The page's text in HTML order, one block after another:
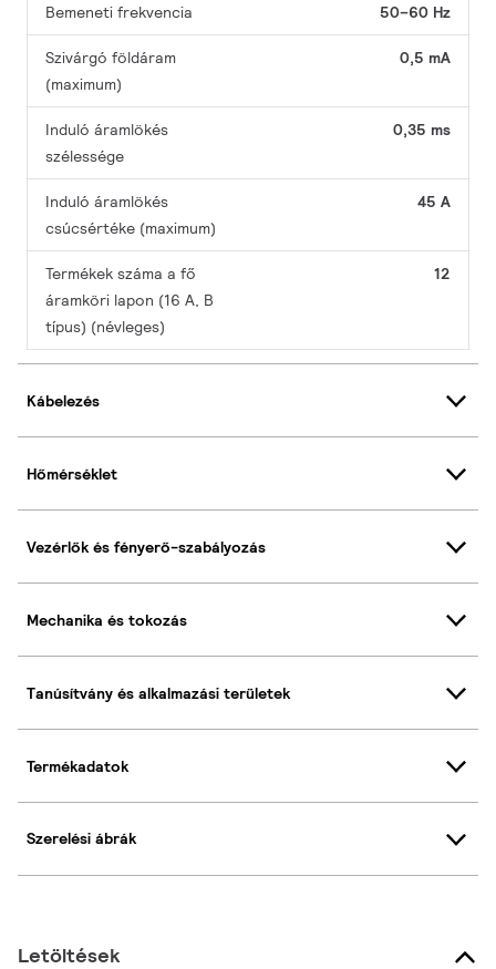
Bemeneti frekvencia 50–60 Hz
Szivárgó földáram
(maximum)
0,5 mA
Induló áramlökés
szélessége
0,35 ms
Induló áramlökés
csúcsértéke (maximum)
45 A
Termékek száma a fő
áramköri lapon (16 A, B
típus) (névleges)
12
Kábelezés
Hőmérséklet
Vezérlők és fényerő-szabályozás
Mechanika és tokozás
Tanúsítvány és alkalmazási területek
Termékadatok
Szerelési ábrák
Letöltések